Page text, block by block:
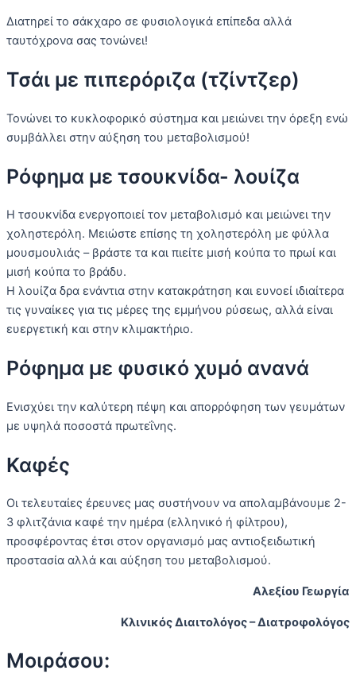
Διατηρεί το σάκχαρο σε φυσιολογικά επίπεδα αλλά
ταυτόχρονα σας τονώνει!
Τσάι με πιπερόριζα (τζίντζερ)
Τονώνει το κυκλοφορικό σύστημα και μειώνει την όρεξη ενώ
συμβάλλει στην αύξηση του μεταβολισμού!
Ρόφημα με τσουκνίδα- λουίζα
Η τσουκνίδα ενεργοποιεί τον μεταβολισμό και μειώνει την
χοληστερόλη. Μειώστε επίσης τη χοληστερόλη με φύλλα
μουσμουλιάς – βράστε τα και πιείτε μισή κούπα το πρωί και
μισή κούπα το βράδυ.
Η λουίζα δρα ενάντια στην κατακράτηση και ευνοεί ιδιαίτερα
τις γυναίκες για τις μέρες της εμμήνου ρύσεως, αλλά είναι
ευεργετική και στην κλιμακτήριο.
Ρόφημα με φυσικό χυμό ανανά
Ενισχύει την καλύτερη πέψη και απορρόφηση των γευμάτων
με υψηλά ποσοστά πρωτεΐνης.
Καφές
Οι τελευταίες έρευνες μας συστήνουν να απολαμβάνουμε 2-
3 φλιτζάνια καφέ την ημέρα (ελληνικό ή φίλτρου),
προσφέροντας έτσι στον οργανισμό μας αντιοξειδωτική
προστασία αλλά και αύξηση του μεταβολισμού.
Αλεξίου Γεωργία
Κλινικός Διαιτολόγος – Διατροφολόγος
Μοιράσου: